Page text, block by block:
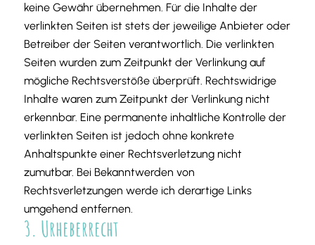
keine Gewähr übernehmen. Für die Inhalte der
verlinkten Seiten ist stets der jeweilige Anbieter oder
Betreiber der Seiten verantwortlich. Die verlinkten
Seiten wurden zum Zeitpunkt der Verlinkung auf
mögliche Rechtsverstöße überprüft. Rechtswidrige
Inhalte waren zum Zeitpunkt der Verlinkung nicht
erkennbar. Eine permanente inhaltliche Kontrolle der
verlinkten Seiten ist jedoch ohne konkrete
Anhaltspunkte einer Rechtsverletzung nicht
zumutbar. Bei Bekanntwerden von
Rechtsverletzungen werde ich derartige Links
umgehend entfernen.
3. Urheberrecht